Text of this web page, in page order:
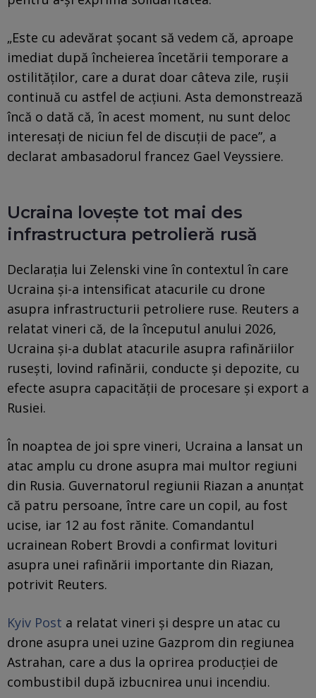
„Este cu adevărat șocant să vedem că, aproape
imediat după încheierea încetării temporare a
ostilităților, care a durat doar câteva zile, rușii
continuă cu astfel de acțiuni. Asta demonstrează
încă o dată că, în acest moment, nu sunt deloc
interesați de niciun fel de discuții de pace”, a
declarat ambasadorul francez Gael Veyssiere.
Ucraina lovește tot mai des
infrastructura petrolieră rusă
Declarația lui Zelenski vine în contextul în care
Ucraina și-a intensificat atacurile cu drone
asupra infrastructurii petroliere ruse. Reuters a
relatat vineri că, de la începutul anului 2026,
Ucraina și-a dublat atacurile asupra rafinăriilor
rusești, lovind rafinării, conducte și depozite, cu
efecte asupra capacității de procesare și export a
Rusiei.
În noaptea de joi spre vineri, Ucraina a lansat un
atac amplu cu drone asupra mai multor regiuni
din Rusia. Guvernatorul regiunii Riazan a anunțat
că patru persoane, între care un copil, au fost
ucise, iar 12 au fost rănite. Comandantul
ucrainean Robert Brovdi a confirmat lovituri
asupra unei rafinării importante din Riazan,
potrivit Reuters.
Kyiv Post a relatat vineri și despre un atac cu
drone asupra unei uzine Gazprom din regiunea
Astrahan, care a dus la oprirea producției de
combustibil după izbucnirea unui incendiu.